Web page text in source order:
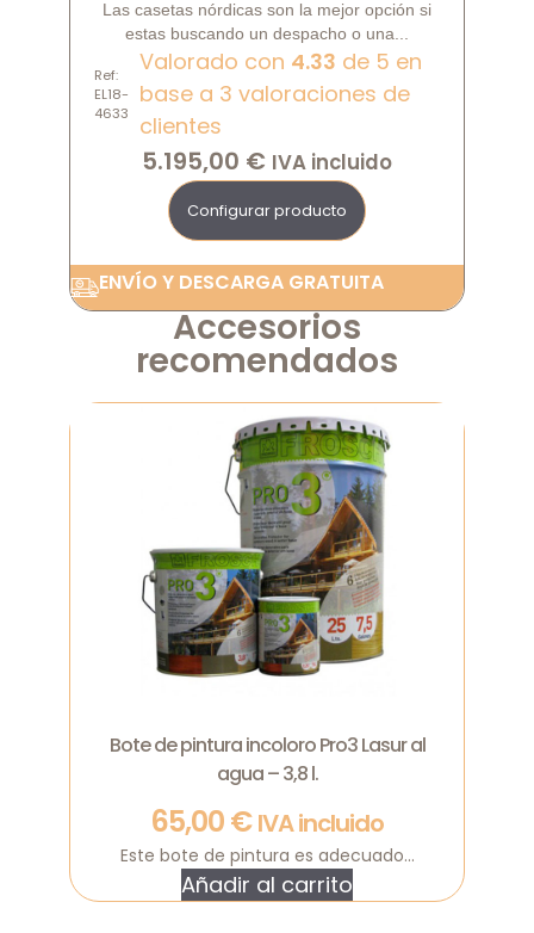
Las casetas nórdicas son la mejor opción si
estas buscando un despacho o una...
Ref:
EL18-
4633
Valorado con 4.33 de 5 en
base a 3 valoraciones de
clientes
5.195,00 € IVA incluido
Configurar producto
ENVÍO Y DESCARGA GRATUITA
Accesorios
recomendados
Bote de pintura incoloro Pro3 Lasur al
agua – 3,8 l.
65,00€ IVA incluido
Este bote de pintura es adecuado...
Añadir al carrito